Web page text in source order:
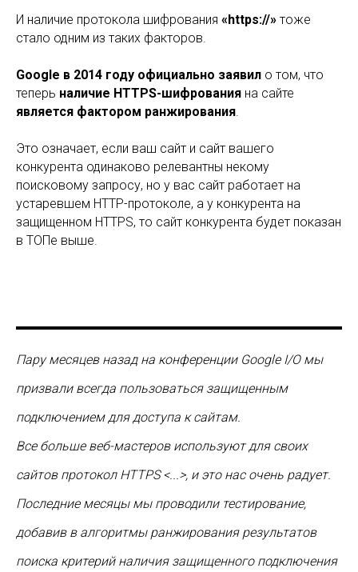
И наличие протокола шифрования «https://» тоже
стало одним из таких факторов.
Google в 2014 году официально заявил о том, что
теперь наличие HTTPS-шифрования на сайте
является фактором ранжирования.
Это означает, если ваш сайт и сайт вашего
конкурента одинаково релевантны некому
поисковому запросу, но у вас сайт работает на
устаревшем HTTP-протоколе, а у конкурента на
защищенном HTTPS, то сайт конкурента будет показан
в ТОПе выше.
Пару месяцев назад на конференции Google I/O мы
призвали всегда пользоваться защищенным
подключением для доступа к сайтам.
Все больше веб-мастеров используют для своих
сайтов протокол HTTPS <...>, и это нас очень радует.
Последние месяцы мы проводили тестирование,
добавив в алгоритмы ранжирования результатов
поиска критерий наличия защищенного подключения